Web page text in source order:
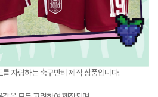
자랑하는 축구반티 제작 상품입니다.